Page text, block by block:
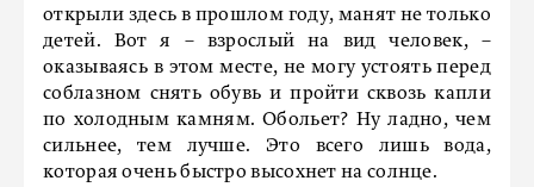
открыли здесь в прошлом году, манят не только
детей. Вот я – взрослый на вид человек, –
оказываясь в этом месте, не могу устоять перед
соблазном снять обувь и пройти сквозь капли
по холодным камням. Обольет? Ну ладно, чем
сильнее, тем лучше. Это всего лишь вода,
которая очень быстро высохнет на солнце.